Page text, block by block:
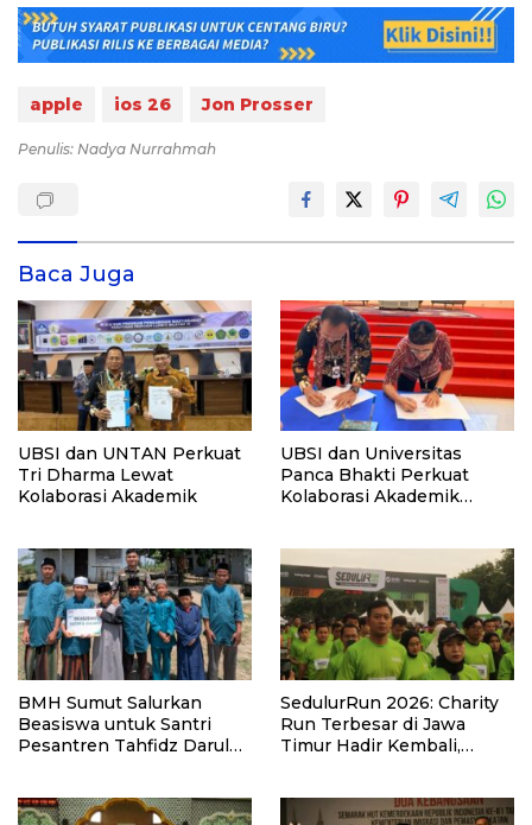
apple ios 26 Jon Prosser
Penulis: Nadya Nurrahmah
Baca Juga
UBSI dan UNTAN Perkuat
Tri Dharma Lewat
Kolaborasi Akademik
UBSI dan Universitas
Panca Bhakti Perkuat
Kolaborasi Akademik
BMH Sumut Salurkan
Beasiswa untuk Santri
Pesantren Tahfidz Darul
SedulurRun 2026: Charity
Run Terbesar di Jawa
Timur Hadir Kembali,
Santri dan Guru Honorer